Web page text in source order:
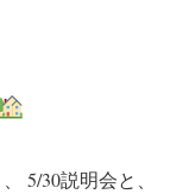
5/30説明会と、